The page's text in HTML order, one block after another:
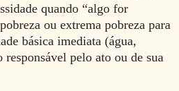
quando “algo for
ou extrema pobreza para
básica imediata (água,
pelo ato ou de sua